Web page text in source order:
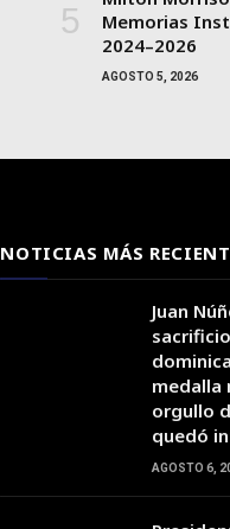
Memorias
2024–2026
AGOSTO 5, 2026
21:00
NOTICIAS MÁS
Juan
medalla
orgullo
quedó
AGOSTO 6,